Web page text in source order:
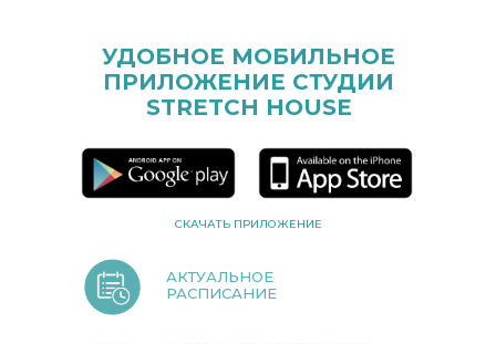
УДОБНОЕ МОБИЛЬНОЕ
ПРИЛОЖЕНИЕ СТУДИИ
STRETCH HOUSE
СКАЧАТЬ ПРИЛОЖЕНИЕ
АКТУАЛЬНОЕ
РАСПИСАНИЕ